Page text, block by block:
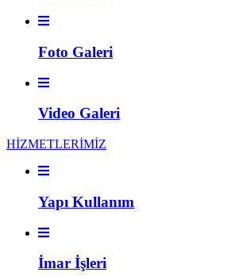
Foto Galeri
Video Galeri
HİZMETLERİMİZ
Yapı Kullanım
İmar İşleri